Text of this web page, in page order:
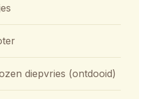
diepvries (ontdooid)